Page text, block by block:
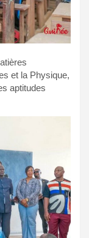
et la Physique,
aptitudes